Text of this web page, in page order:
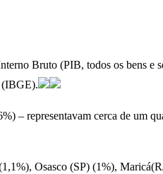
Bruto (PIB, todos os bens e
(IBGE).
– representavam cerca de um
Osasco (SP) (1%),